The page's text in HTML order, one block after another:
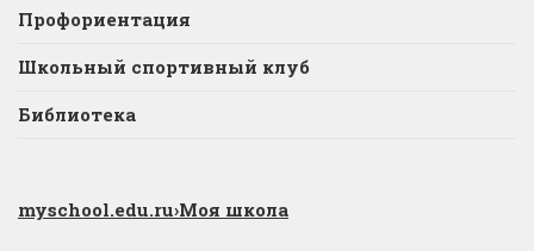
Профориентация
Школьный спортивный клуб
Библиотека
myschool.edu.ru›Моя школа